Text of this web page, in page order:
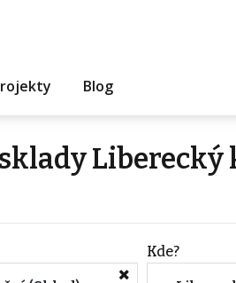
Blog
Liberecký
Kde?